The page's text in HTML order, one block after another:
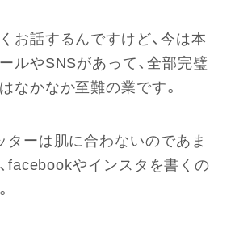
お話するんですけど、今は本
ルやSNSがあって、全部完璧
なかなか至難の業です。
ターは肌に合わないのであま
facebookやインスタを書くの